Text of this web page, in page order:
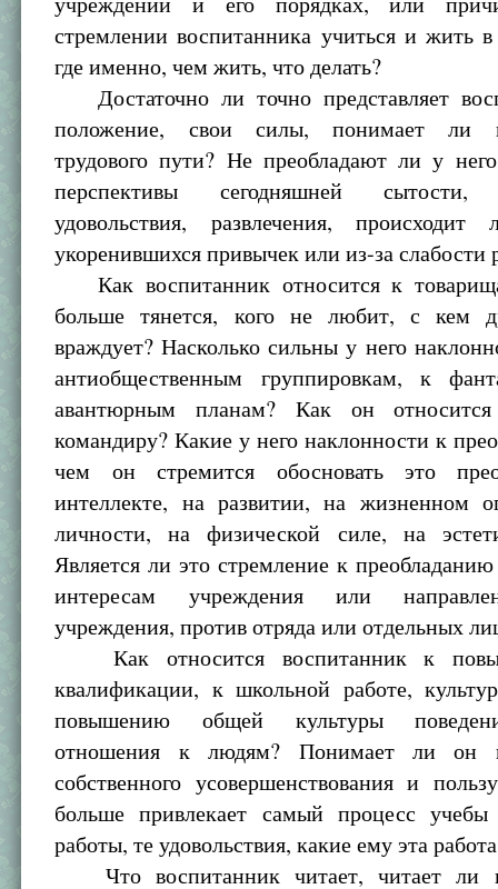
стремлении воспитанника учиться и жить
где именно, чем жить, что делать?
Достаточно ли точно представляет
положение, свои силы, понимает ли
трудового пути? Не преобладают ли у
перспективы сегодняшней сытости,
удовольствия, развлечения,
укоренившихся привычек или из-за слабости
Как воспитанник относится к
больше тянется, кого не любит, с кем
враждует? Насколько сильны у него
антиобщественным группировкам, к
авантюрным планам? Как он
командиру? Какие у него наклонности к
чем он стремится обосновать это
интеллекте, на развитии, на жизненном
личности, на физической силе, на
Является ли это стремление к
интересам учреждения или
учреждения, против отряда или отдельных
Как относится воспитанник к
квалификации, к школьной работе,
повышению общей культуры
отношения к людям? Понимает ли он
собственного усовершенствования и
больше привлекает самый процесс
работы, те удовольствия, какие ему эта
Что воспитанник читает, читает ли